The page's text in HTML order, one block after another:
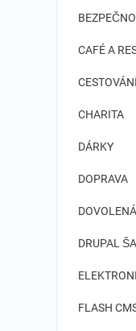
CAFÉ A
CESTOVÁNÍ
CHARITA
DÁRKY
DOPRAVA
DOVOLENÁ
DRUPAL
FLASH